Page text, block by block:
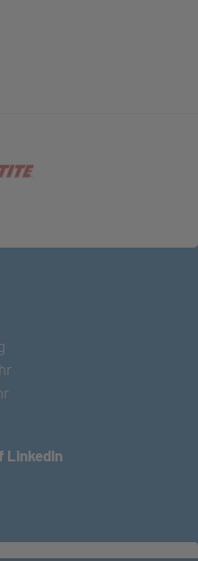
Tab)(öffnet in neuem Tab)
Tab)
LinkedIn